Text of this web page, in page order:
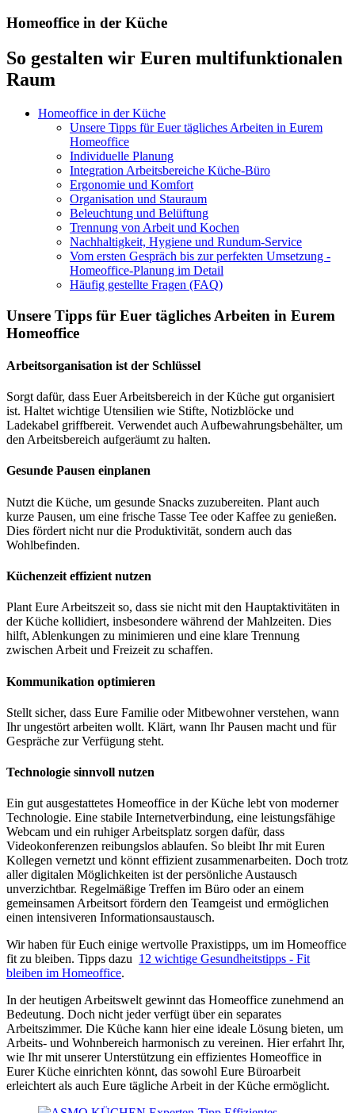
Homeoffice in der Küche
So gestalten wir Euren multifunktionalen
Raum
Homeoffice in der Küche
Unsere Tipps für Euer tägliches Arbeiten in Eurem
Homeoffice
Individuelle Planung
Integration Arbeitsbereiche Küche-Büro
Ergonomie und Komfort
Organisation und Stauraum
Beleuchtung und Belüftung
Trennung von Arbeit und Kochen
Nachhaltigkeit, Hygiene und Rundum-Service
Vom ersten Gespräch bis zur perfekten Umsetzung -
Homeoffice-Planung im Detail
Häufig gestellte Fragen (FAQ)
Unsere Tipps für Euer tägliches Arbeiten in Eurem
Homeoffice
Arbeitsorganisation ist der Schlüssel
Sorgt dafür, dass Euer Arbeitsbereich in der Küche gut organisiert
ist. Haltet wichtige Utensilien wie Stifte, Notizblöcke und
Ladekabel griffbereit. Verwendet auch Aufbewahrungsbehälter, um
den Arbeitsbereich aufgeräumt zu halten.
Gesunde Pausen einplanen
Nutzt die Küche, um gesunde Snacks zuzubereiten. Plant auch
kurze Pausen, um eine frische Tasse Tee oder Kaffee zu genießen.
Dies fördert nicht nur die Produktivität, sondern auch das
Wohlbefinden.
Küchenzeit effizient nutzen
Plant Eure Arbeitszeit so, dass sie nicht mit den Hauptaktivitäten in
der Küche kollidiert, insbesondere während der Mahlzeiten. Dies
hilft, Ablenkungen zu minimieren und eine klare Trennung
zwischen Arbeit und Freizeit zu schaffen.
Kommunikation optimieren
Stellt sicher, dass Eure Familie oder Mitbewohner verstehen, wann
Ihr ungestört arbeiten wollt. Klärt, wann Ihr Pausen macht und für
Gespräche zur Verfügung steht.
Technologie sinnvoll nutzen
Ein gut ausgestattetes Homeoffice in der Küche lebt von moderner
Technologie. Eine stabile Internetverbindung, eine leistungsfähige
Webcam und ein ruhiger Arbeitsplatz sorgen dafür, dass
Videokonferenzen reibungslos ablaufen. So bleibt Ihr mit Euren
Kollegen vernetzt und könnt effizient zusammenarbeiten. Doch trotz
aller digitalen Möglichkeiten ist der persönliche Austausch
unverzichtbar. Regelmäßige Treffen im Büro oder an einem
gemeinsamen Arbeitsort fördern den Teamgeist und ermöglichen
einen intensiveren Informationsaustausch.
Wir haben für Euch einige wertvolle Praxistipps, um im Homeoffice
fit zu bleiben. Tipps dazu 12 wichtige Gesundheitstipps - Fit
bleiben im Homeoffice.
In der heutigen Arbeitswelt gewinnt das Homeoffice zunehmend an
Bedeutung. Doch nicht jeder verfügt über ein separates
Arbeitszimmer. Die Küche kann hier eine ideale Lösung bieten, um
Arbeits- und Wohnbereich harmonisch zu vereinen. Hier erfahrt Ihr,
wie Ihr mit unserer Unterstützung ein effizientes Homeoffice in
Eurer Küche einrichten könnt, das sowohl Eure Büroarbeit
erleichtert als auch Eure tägliche Arbeit in der Küche ermöglicht.